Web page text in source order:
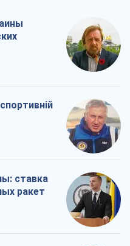
ставка
ракет